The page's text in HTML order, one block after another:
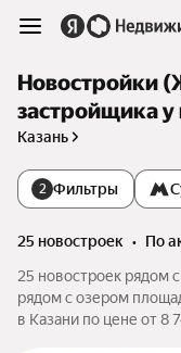
Новостройки
застройщика
Казань
2 Фильтры
25 новостроек •
по
25 новостроек рядом
рядом с озером
в Казани по цене от 8